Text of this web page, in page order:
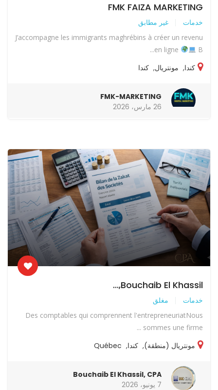
FMK FAIZA MARKETING
خدمات غير مطابق
J’accompagne les immigrants maghrébins à créer un revenu
en ligne
B...
كندا, مونتريال, كندا
FMK-MARKETING
26 مارس، 2026
Bouchaib El Khassil,...
خدمات مغلق
Des comptables qui comprennent l'entrepreneuriatNous
sommes une firme ...
مونتريال (منطقة), كندا,
Québec
Bouchaib El Khassil, CPA
7 يونيو، 2026